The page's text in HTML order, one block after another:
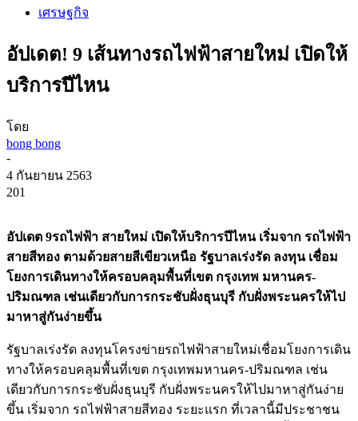
เศรษฐกิจ
อัปเดต! 9 เส้นทางรถไฟฟ้าสายใหม่ เปิดให้
บริการปีไหน
โดย
bong bong
-
4 กันยายน 2563
201
อัปเดต 9รถไฟฟ้า สายใหม่ เปิดให้บริการปีไหน เริ่มจาก รถไฟฟ้า
สายสีทอง ตามด้วยสายสีเขียวเหนือ รัฐบาลเร่งรัด ลงทุน เชื่อม
โยงการเดินทางให้ครอบคลุมพื้นที่เขต กรุงเทพ มหานคร-
ปริมณฑล เช่นเดียวกับการกระชับฝั่งธุนบุรี กับฝั่งพระนครให้ไป
มาหาสู่กันง่ายขึ้น
รัฐบาลเร่งรัด ลงทุนโครงข่ายรถไฟฟ้าสายใหม่เชื่อมโยงการเดิน
ทางให้ครอบคลุมพื้นที่เขต กรุงเทพมหานคร-ปริมณฑล เช่น
เดียวกับการกระชับฝั่งธุนบุรี กับฝั่งพระนครให้ไปมาหาสู่กันง่าย
ขึ้น เริ่มจาก รถไฟฟ้าสายสีทอง ระยะแรก ที่เวลานี้มีประชาชน